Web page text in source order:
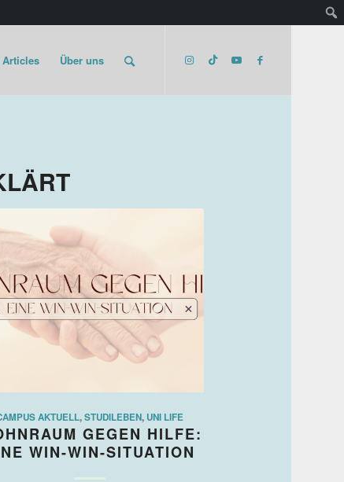
Über uns
AKTUELL,STUDILEBEN, UNI LIFE
GEGEN HILFE:
WIN-WIN-SITUATION